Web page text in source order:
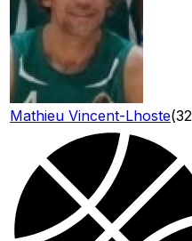
Mathieu Vincent-Lhoste(32